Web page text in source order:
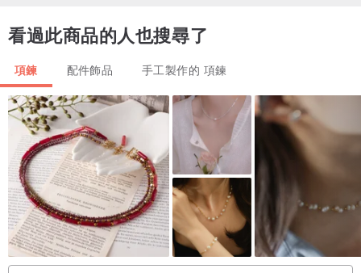
的使用壽命，我建議：
♥ 遠離跌倒
♥ 不要接觸尖銳物品、香水和含有丙酮和酒精的液體。
♥ 避免長時間接觸水。
♥ 用軟刷清潔。
我希望您能及時收到訂單，但由於 COVID-19 造成的隔離，運輸時間
可能會增加。
可能的交貨時間為 2-4 個月。
發貨後我會把track number發給你。
看過此商品的人也搜尋了
項鍊 配件飾品 手工製作的 項鍊